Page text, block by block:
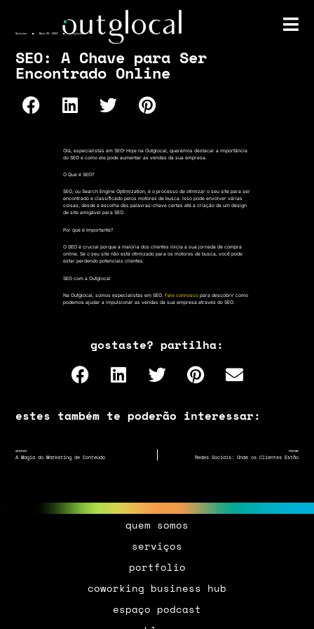
Notícias Maio 29, 2023 outglocal
SEO: A Chave para Ser
Encontrado Online
Olá, especialistas em SEO! Hoje na Outglocal, queremos destacar a importância
do SEO e como ele pode aumentar as vendas da sua empresa.
O Que é SEO?
SEO, ou Search Engine Optimization, é o processo de otimizar o seu site para ser
encontrado e classificado pelos motores de busca. Isso pode envolver várias
coisas, desde a escolha das palavras-chave certas até a criação de um design
de site amigável para SEO.
Por que é Importante?
O SEO é crucial porque a maioria dos clientes inicia a sua jornada de compra
online. Se o seu site não está otimizado para os motores de busca, você pode
estar perdendo potenciais clientes.
SEO com a Outglocal
Na Outglocal, somos especialistas em SEO. Fale connoscopara descobrir como
podemos ajudar a impulsionar as vendas da sua empresa através do SEO.
gostaste? partilha:
estes também te poderão interessar:
ANTERIOR
A Magia do Marketing de Conteúdo
PRÓXIMO
Redes Sociais: Onde os Clientes Estão
quem somos
serviços
portfolio
coworking business hub
espaço podcast